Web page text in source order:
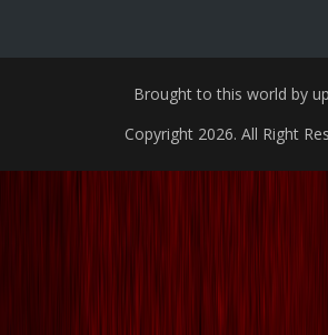
Brought to this world by
Copyright 2026. All Right